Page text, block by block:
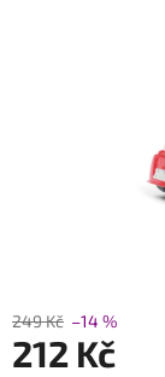
249 Kč –14 %
212 Kč